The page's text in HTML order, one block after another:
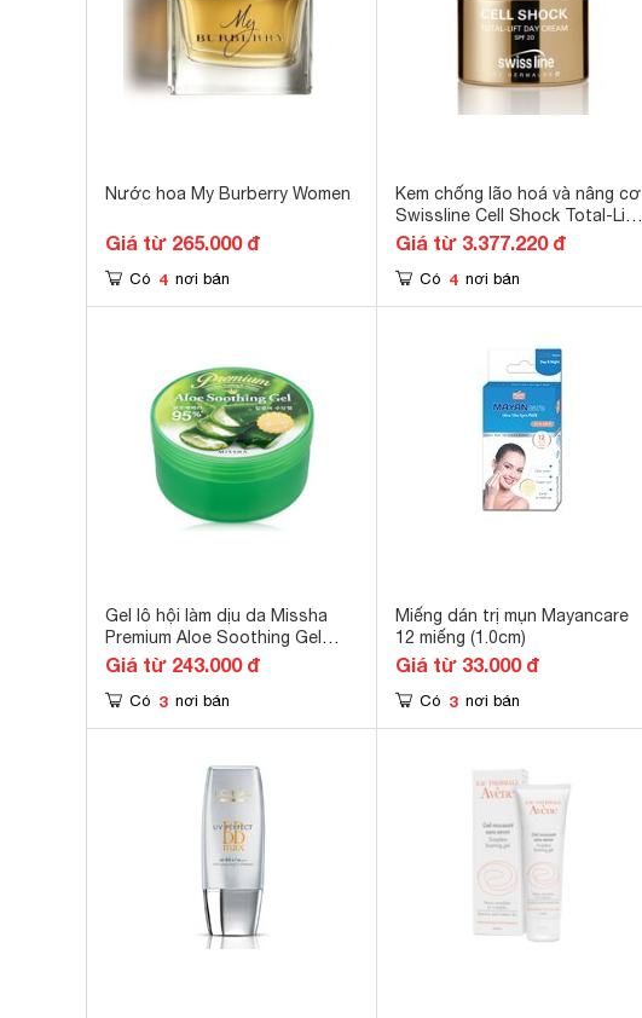
Nước hoa My Burberry Women
Giá từ 265.000 đ
Có 4 nơi bán
Kem chống lão hoá và nâng cơ
Swissline Cell Shock Total-Lift
Day Cream SPF 20
Giá từ 3.377.220 đ
Có 4 nơi bán
Gel lô hội làm dịu da Missha
Premium Aloe Soothing Gel
300ml
Giá từ 243.000 đ
Có 3 nơi bán
Miếng dán trị mụn Mayancare
12 miếng (1.0cm)
Giá từ 33.000 đ
Có 3 nơi bán